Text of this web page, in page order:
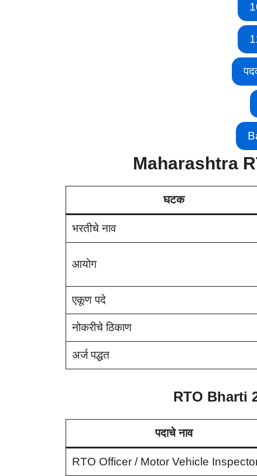
Maharashtra
घटक
भरतीचे नाव
आयोग
एकूण पदे
नोकरीचे ठिकाण
अर्ज पद्धत
RTO Bharti
पदाचे नाव
RTO Officer / Motor Vehicle